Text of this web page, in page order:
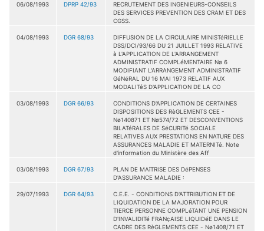
06/08/1993 DPRP 42/93
RECRUTEMENT DES INGENIEURS-CONSEILS
DES SERVICES PREVENTION DES CRAM ET DES
CGSS.
04/08/1993 DGR 68/93
DIFFUSION DE LA CIRCULAIRE MINISTéRIELLE
DSS/DCI/93/66 DU 21 JUILLET 1993 RELATIVE
à L'APPLICATION DE L'ARRANGEMENT
ADMINISTRATIF COMPLéMENTAIRE Nø 6
MODIFIANT L'ARRANGEMENT ADMINISTRATIF
GéNéRAL DU 16 MAI 1973 RELATIF AUX
MODALITéS D'APPLICATION DE LA CO
03/08/1993 DGR 66/93
CONDITIONS D'APPLICATION DE CERTAINES
DISPOSITIONS DES RèGLEMENTS CEE -
Nø140871 ET Nø574/72 ET DESCONVENTIONS
BILATéRALES DE SéCURITé SOCIALE
RELATIVES AUX PRESTATIONS EN NATURE DES
ASSURANCES MALADIE ET MATERNITé. Note
d'information du Ministère des Aff
03/08/1993 DGR 67/93
PLAN DE MAîTRISE DES DéPENSES
D'ASSURANCE MALADIE :
29/07/1993 DGR 64/93
C.E.E. - CONDITIONS D'ATTRIBUTION ET DE
LIQUIDATION DE LA MAJORATION POUR
TIERCE PERSONNE COMPLéTANT UNE PENSION
D'INVALIDITé FRANçAISE LIQUIDéE DANS LE
CADRE DES RèGLEMENTS CEE - Nø1408/71 ET